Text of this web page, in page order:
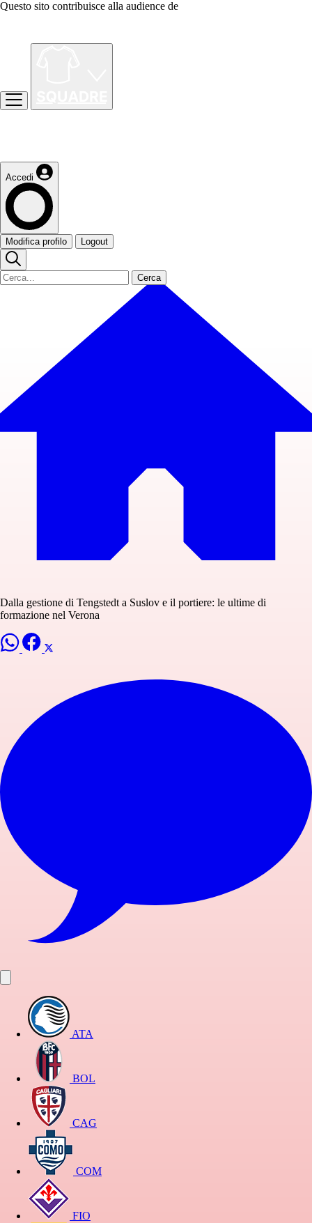
Questo sito contribuisce alla audience de
Accedi
Modifica profilo Logout
Cerca
Dalla gestione di Tengstedt a Suslov e il portiere: le ultime di
formazione nel Verona
ATA
BOL
CAG
COM
FIO